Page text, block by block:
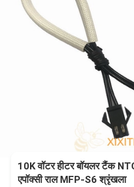
10K वॉटर हीटर बॉयलर टैंक
एपॉक्सी राल MFP-S6 श्रृंखला